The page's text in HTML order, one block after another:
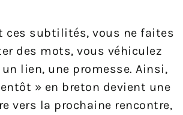
ces subtilités, vous ne faites
des mots, vous véhiculez
lien, une promesse. Ainsi,
» en breton devient une
vers la prochaine rencontre,